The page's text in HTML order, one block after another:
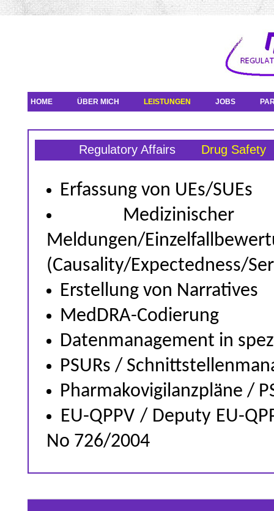
HOME ÜBER MICH LEISTUNGEN JOBS
Regulatory Affairs Drug Safety
Erfassung von UEs/SUEs
Meldungen/
(Causality/Expectedness/
Erstellung von Narratives
MedDRA-Codierung
Datenmanagement in
PSURs /
Pharmakovigilanzpläne /
EU-QPPV / Deputy EU-
No 726/2004